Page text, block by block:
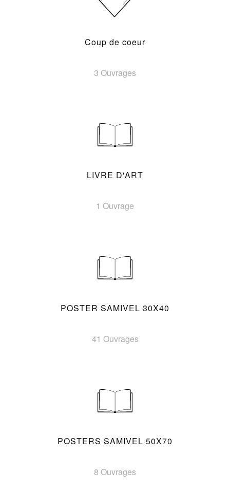
Coup de coeur
3 Ouvrages
LIVRE D'ART
1 Ouvrage
POSTER SAMIVEL 30X40
41 Ouvrages
POSTERS SAMIVEL 50X70
8 Ouvrages